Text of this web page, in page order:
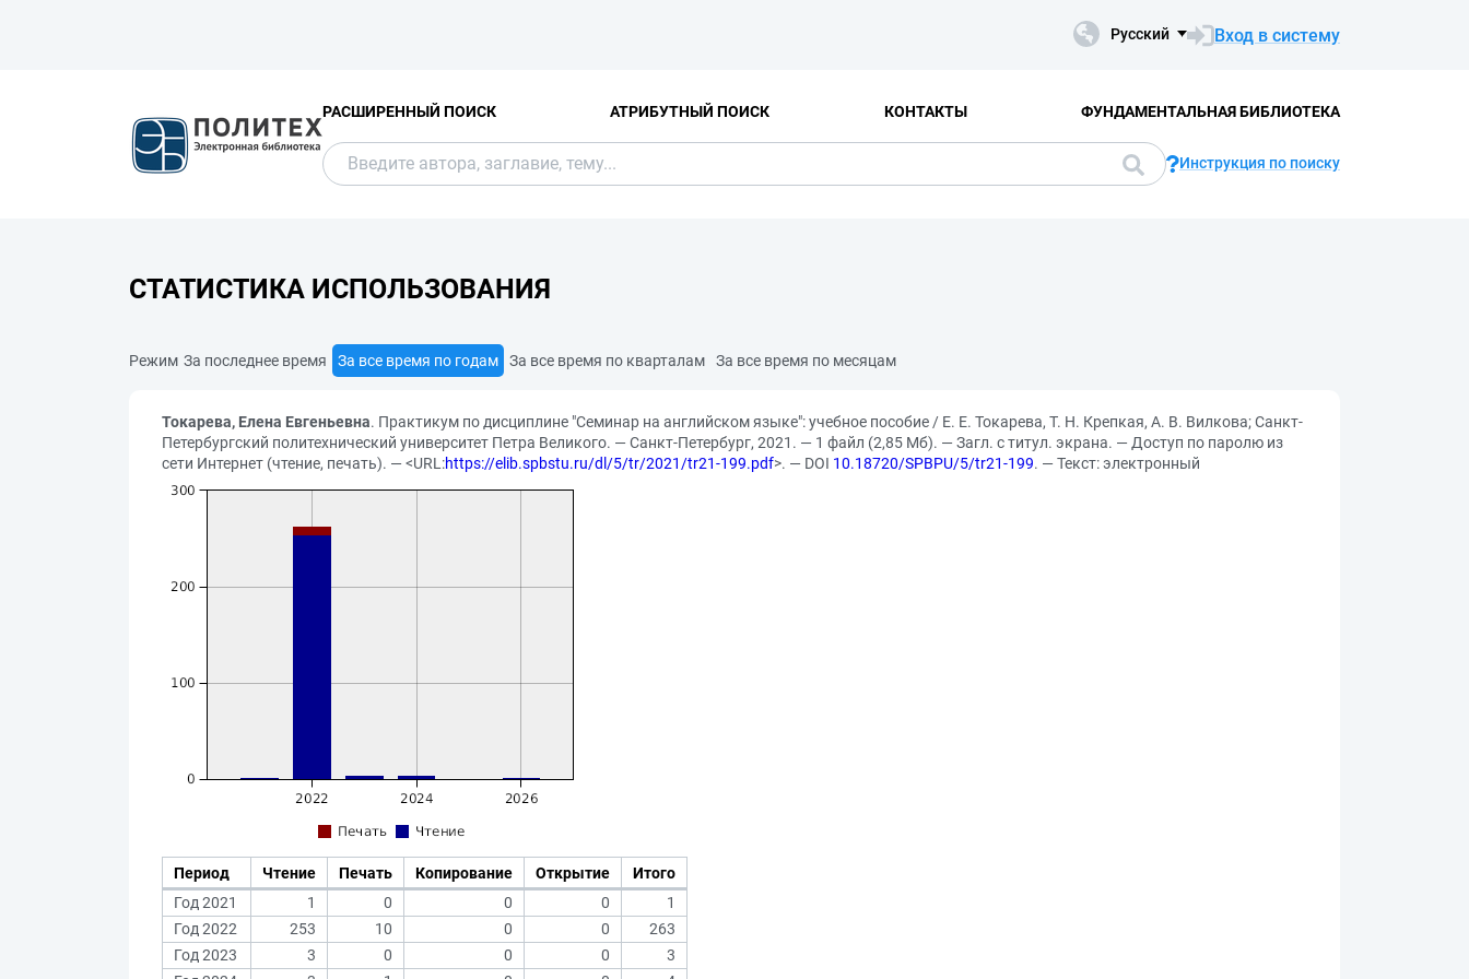
Русский Вход в систему
РАСШИРЕННЫЙ ПОИСК АТРИБУТНЫЙ ПОИСК КОНТАКТЫ ФУНДАМЕНТАЛЬНАЯ БИБЛИОТЕКА
Инструкция по поиску
СТАТИСТИКА ИСПОЛЬЗОВАНИЯ
Режим За последнее время За все время по годам За все время по кварталам За все время по месяцам
Токарева, Елена Евгеньевна. Практикум по дисциплине "Семинар на английском языке": учебное пособие / Е. Е. Токарева, Т. Н. Крепкая, А. В. Вилкова; Санкт-
Петербургский политехнический университет Петра Великого. — Санкт-Петербург, 2021. — 1 файл (2,85 Мб). — Загл. с титул. экрана. — Доступ по паролю из
сети Интернет (чтение, печать). — <URL:https://elib.spbstu.ru/dl/5/tr/2021/tr21-199.pdf>. — DOI 10.18720/SPBPU/5/tr21-199. — Текст: электронный
Период Чтение Печать Копирование Открытие
Итого
Год 2021
1 0 0 0
1
Год 2022
253 10 0 0
263
Год 2023
3 0 0 0
3